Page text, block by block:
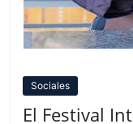
Sociales
El Festival